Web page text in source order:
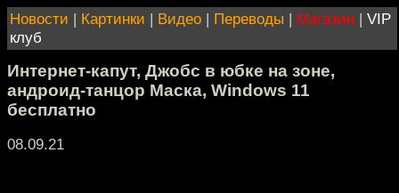
Новости | Картинки | Видео | Переводы | Магазин | VIP
клуб
Интернет-капут, Джобс в юбке на зоне,
андроид-танцор Маска, Windows 11
бесплатно
08.09.21